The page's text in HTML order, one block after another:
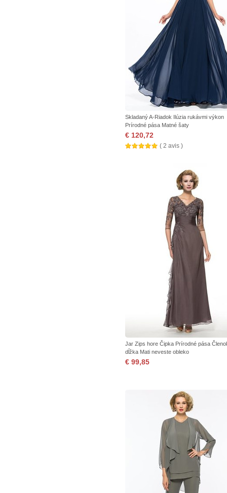
Skladaný A-Riadok Ilúzia rukávmi výkon
Prírodné pása Matné šaty
€ 120,72
( 2 avis )
Jar Zips hore Čipka Prírodné pása
dĺžka Mati neveste obleko
€ 99,85